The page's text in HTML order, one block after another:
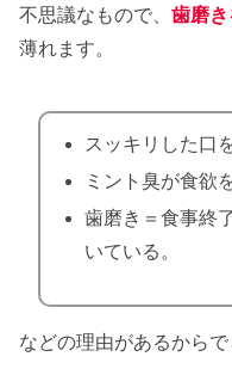
不思議なもので、 歯磨
薄れます。
スッキリした口
ミント臭が食欲
歯磨き＝食事終
いている。
などの理由があるからで